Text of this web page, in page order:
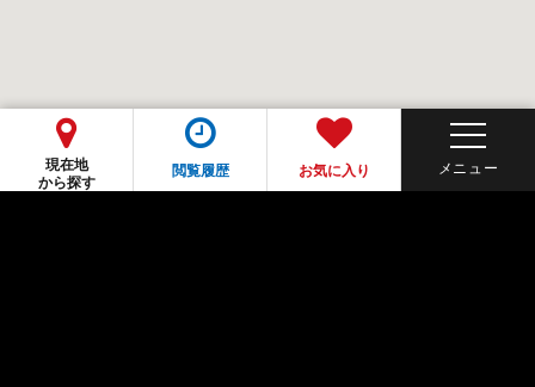
現在地
から探す
閲覧履歴 お気に入り